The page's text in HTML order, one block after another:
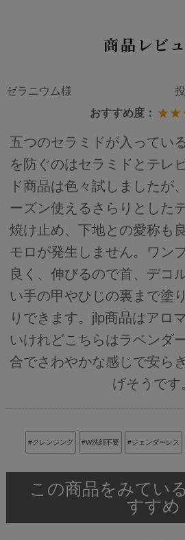
商品レビ
ゼラニウム様
おすすめ度：
五つのセラミドが入ってい
を防ぐのはセラミドとテレ
ド商品は色々試しましたが
ーズン使えるさらりとした
焼け止め、下地との愛称も
モロが発生しません。ワン
良く、伸びるので首、デコ
い手の甲やひじの裏まで塗
りできます。jlp商品はアロ
いけれどこちらはラベンダ
合でさわやかな感じで安ら
げそうです
#クレンジング #W洗顔不要 #ジェンダーレス
この商品をみてい
すすめ